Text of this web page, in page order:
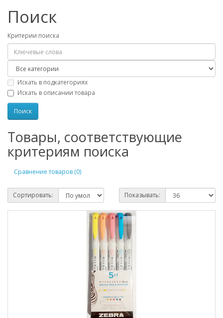
Поиск
Критерии поиска
Искать в подкатегориях
Искать в описании товара
Товары, соответствующие
критериям поиска
Сравнение товаров (0)
Сортировать: Показывать: